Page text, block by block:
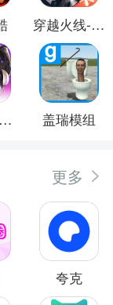
穿越火线-枪战王者
克之王 盖瑞模组
更多
夸克